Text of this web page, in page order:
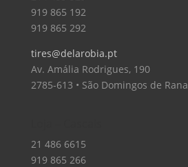
919 865 192
919 865 292
tires@delarobia.pt
Av. Amália Rodrigues, 190
2785-613 • São Domingos de Rana
21 486 6615
919 865 266